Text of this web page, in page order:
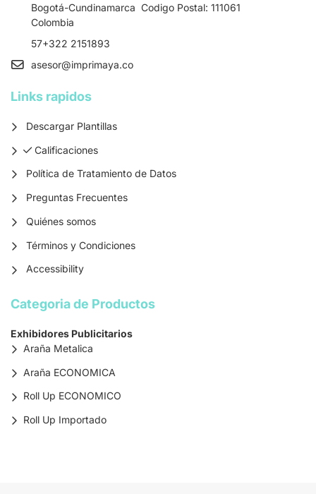
Bogotá-Cundinamarca Codigo Postal: 111061
Colombia
57+322 2151893
asesor@imprimaya.co
Links rapidos
Descargar Plantillas
Calificaciones
Calificaciones
Política de Tratamiento de Datos
Preguntas Frecuentes
Quiénes somos
Términos y Condiciones
Accessibility
Categoria de Productos
Exhibidores Publicitarios
Araña Metalica
Araña ECONOMICA
Roll Up ECONOMICO
Roll Up Importado